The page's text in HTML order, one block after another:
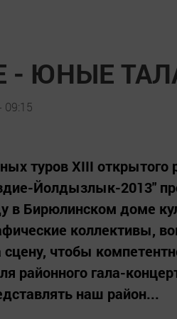
- ЮНЫЕ
09:15
туров XIII открытого
Йолдызлык-2013"
в Бирюлинском доме
коллективы,
чтобы
районного гала-
наш район...